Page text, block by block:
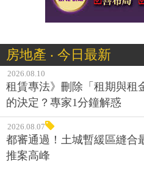
房地產 ‧ 今日最新
2026.08.10
租賃專法》刪除「租期與租
的決定？專家1分鐘解惑
2026.08.07
都審通過！土城暫緩區縫合
推案高峰